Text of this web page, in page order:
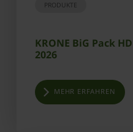
PRODUKTE
KRONE BiG Pack
2026
MEHR ERFAHREN